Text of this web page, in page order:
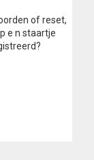
of reset,
e n staartje